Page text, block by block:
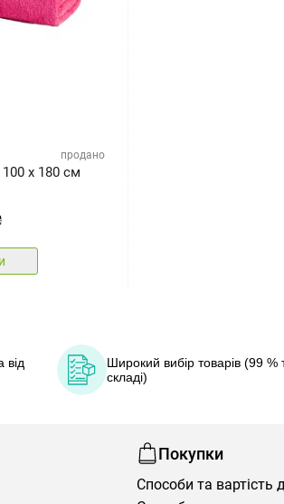
продано
x 180 см
від
Широкий вибір товарів (99 %
складі)
Покупки
Способи та вартість